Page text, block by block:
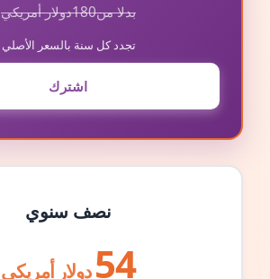
بدلا من180دولار أمريكي
تجدد كل سنة بالسعر الأصلي
اشترك
نصف سنوي
54 دولار أمريكي